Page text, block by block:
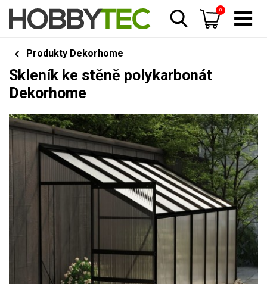
0
Produkty Dekorhome
Skleník ke stěně polykarbonát
Dekorhome